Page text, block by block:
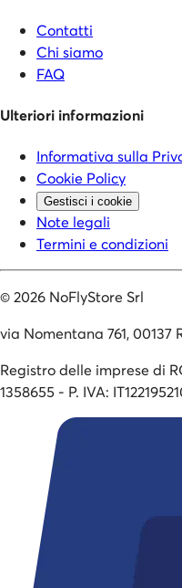
Contatti
Chi siamo
FAQ
Ulteriori informazioni
Informativa sulla
Cookie Policy
Gestisci i cookie
Note legali
Termini e condizioni
©2026 NoFlyStore Srl
via Nomentana 761, 00137
Registro delle imprese di
1358655 - P. IVA: